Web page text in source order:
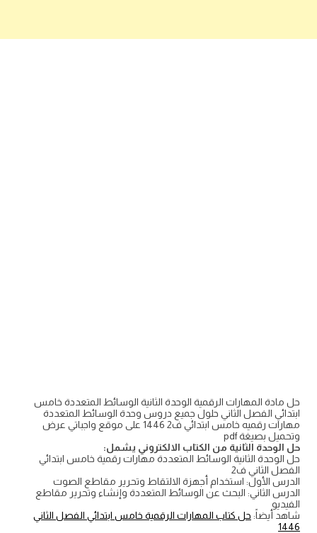
حل مادة المهارات الرقمية الوحدة الثانية الوسائط المتعددة خامس
ابتدائي الفصل الثاني حلول جميع دروس وحدة الوسائط المتعددة
مهارات رقميه خامس ابتدائي ف2 1446 على موقع واجباتي عرض
وتحميل بصيغة pdf
حل الوحدة الثانية من الكتاب الالكتروني يشمل:
حل الوحدة الثانية الوسائط المتعددة مهارات رقمية خامس ابتدائي
الفصل الثاني ف2
الدرس الأول: استخدام أجهزة الالتقاط وتحرير مقاطع الصوت
الدرس الثاني: البحث عن الوسائط المتعددة وإنشاء وتحرير مقاطع
الفيديو
شاهد أيضاً: حل كتاب المهارات الرقمية خامس ابتدائي الفصل الثاني
1446